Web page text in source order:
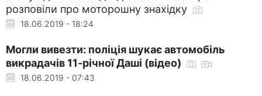
розповіли про моторошну знахідку
18.06.2019 - 18:24
Могли вивезти: поліція шукає автомобіль
викрадачів 11-річної Даші (відео)
18.06.2019 - 07:43